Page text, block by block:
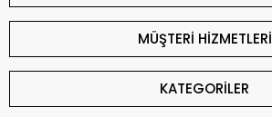
MÜŞTERİ HİZMETLERİ
KATEGORİLER